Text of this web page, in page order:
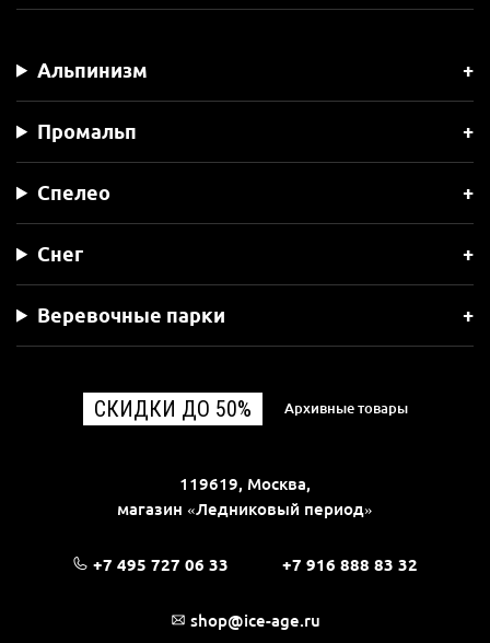
Альпинизм
Промальп
Спелео
Снег
Веревочные парки
СКИДКИ ДО 50% Архивные товары
119619, Москва,
магазин «Ледниковый период»
+7 495 727 06 33 +7 916 888 83 32
shop@ice-age.ru